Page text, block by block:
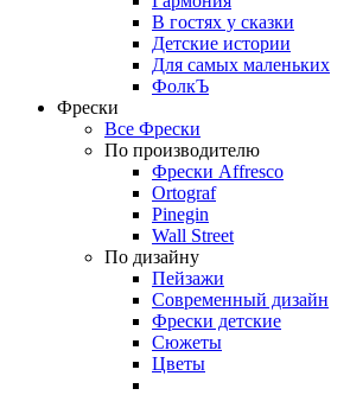
В гостях у сказки
Детские истории
Для самых маленьких
ФолкЪ
Фрески
Все Фрески
По производителю
Фрески Affresco
Ortograf
Pinegin
Wall Street
По дизайну
Пейзажи
Современный дизайн
Фрески детские
Сюжеты
Цветы